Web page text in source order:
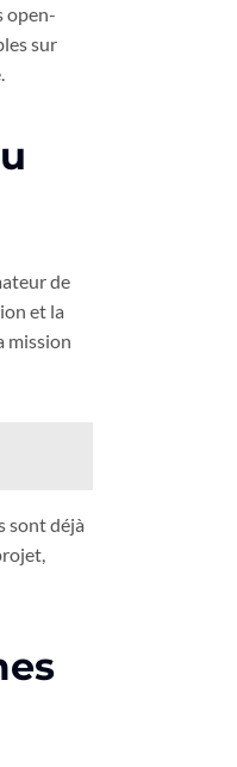
open-
sur
de
et la
mission
sont déjà